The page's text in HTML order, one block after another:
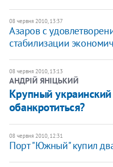
08 червня 2010, 13:37
Азаров с
стабилизации
08 червня 2010, 13:13
АНДРІЙ ЯНІЦЬКИЙ
Крупный
обанкротиться?
08 червня 2010, 12:31
Порт "Южный" купил